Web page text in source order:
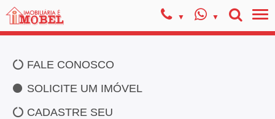
FALE CONOSCO
SOLICITE UM IMÓVEL
CADASTRE SEU